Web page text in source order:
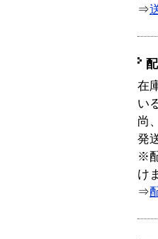
⇒
在
い
尚
発
※
け
⇒